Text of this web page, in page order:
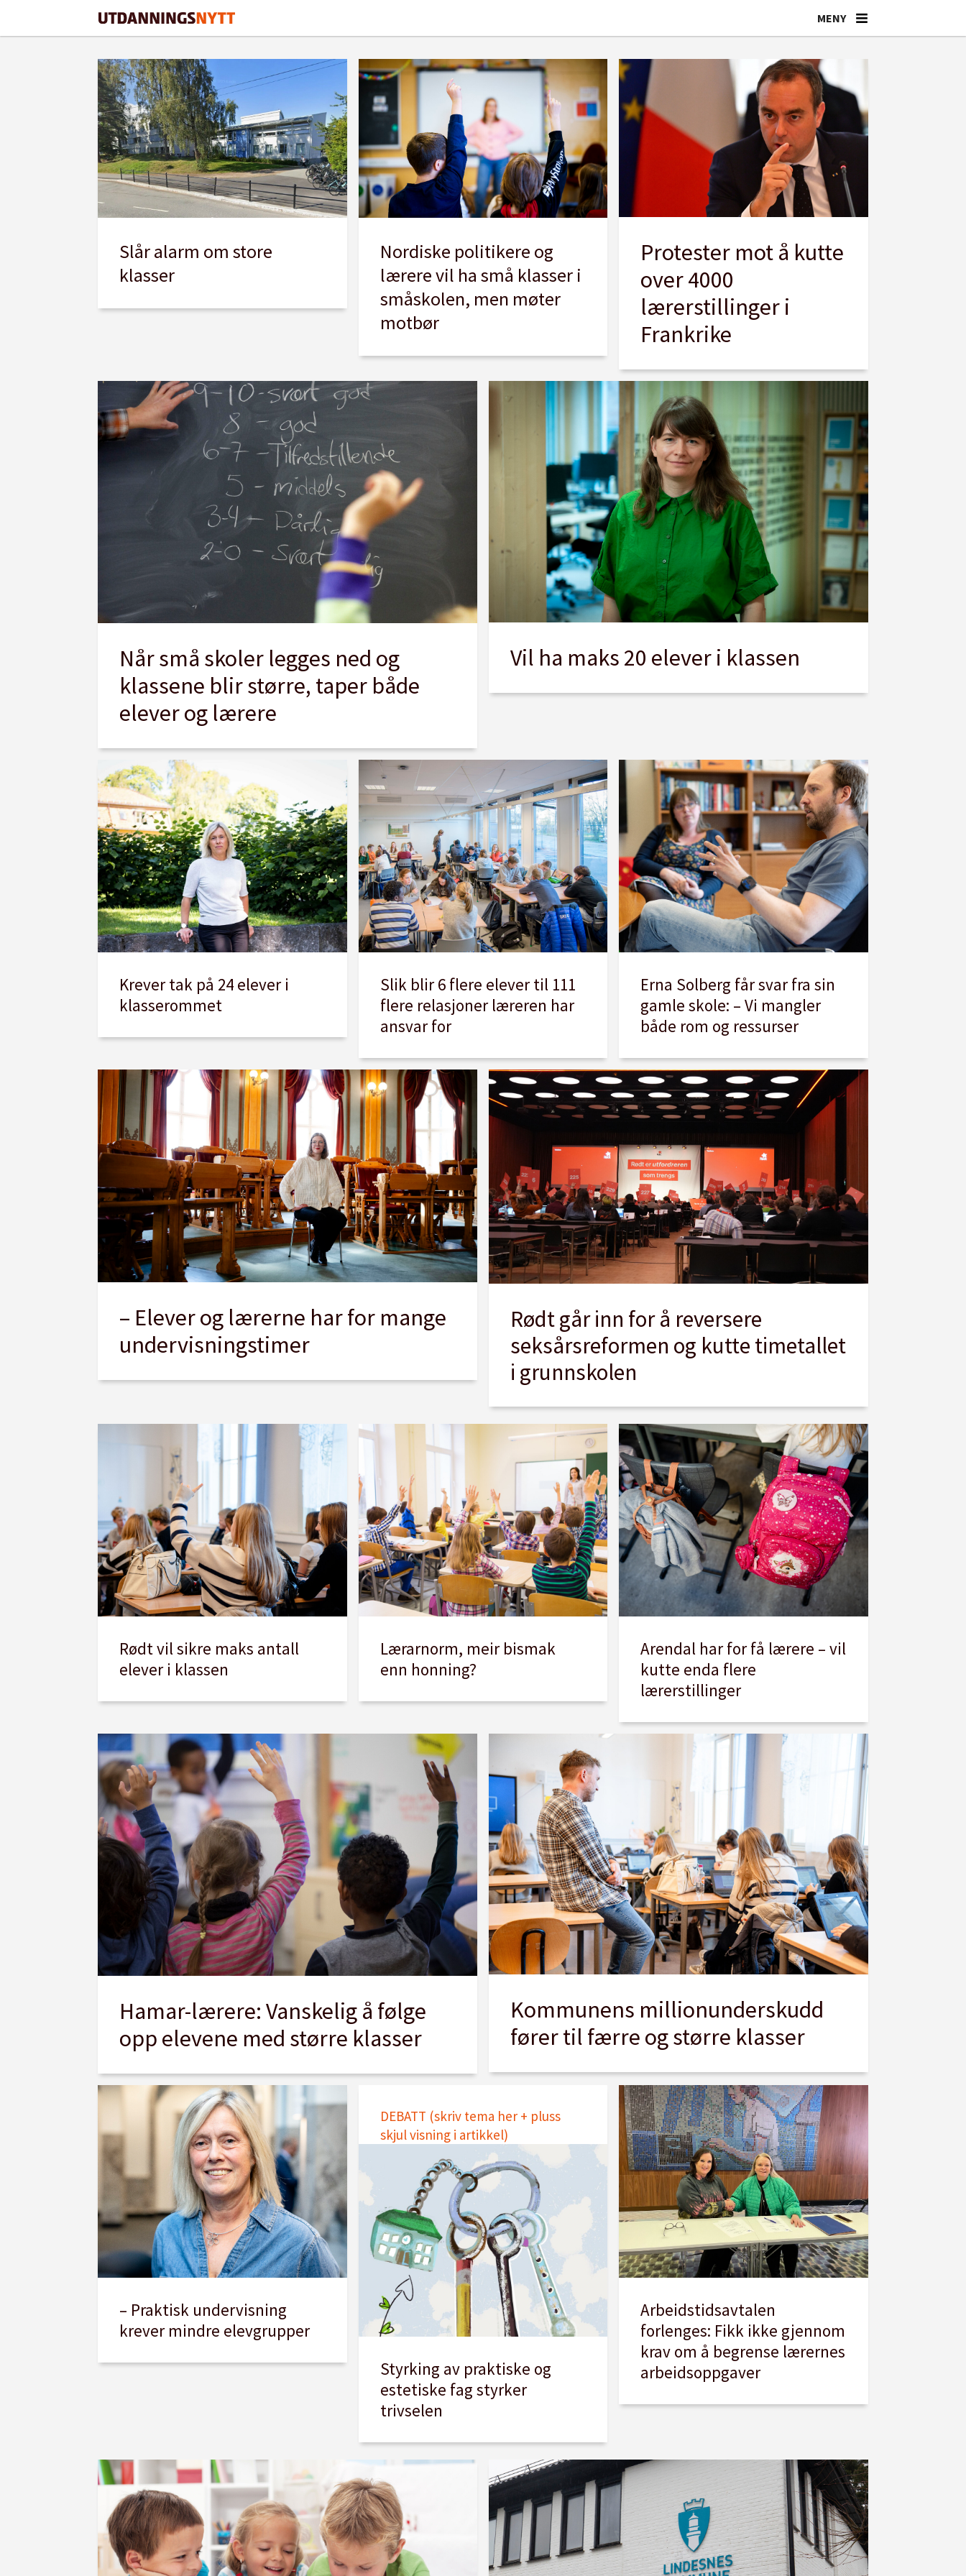
klassestørrelse
Slår alarm om store
klasser
Nordiske politikere og
lærere vil ha små klasser i
småskolen, men møter
motbør
Protester mot å kutte
over 4000
lærerstillinger i
Frankrike
Når små skoler legges ned og
klassene blir større, taper både
elever og lærere
Vil ha maks 20 elever i klassen
Krever tak på 24 elever i
klasserommet
Slik blir 6 flere elever til 111
flere relasjoner læreren har
ansvar for
Erna Solberg får svar fra sin
gamle skole: – Vi mangler
både rom og ressurser
– Elever og lærerne har for mange
undervisningstimer
Rødt går inn for å reversere
seksårsreformen og kutte timetallet
i grunnskolen
Rødt vil sikre maks antall
elever i klassen
Lærarnorm, meir bismak
enn honning?
Arendal har for få lærere – vil
kutte enda flere
lærerstillinger
Hamar-lærere: Vanskelig å følge
opp elevene med større klasser
Kommunens millionunderskudd
fører til færre og større klasser
– Praktisk undervisning
krever mindre elevgrupper
DEBATT (skriv tema her + pluss
skjul visning i artikkel)
Styrking av praktiske og
estetiske fag styrker
trivselen
Arbeidstidsavtalen
forlenges: Fikk ikke gjennom
krav om å begrense lærernes
arbeidsoppgaver